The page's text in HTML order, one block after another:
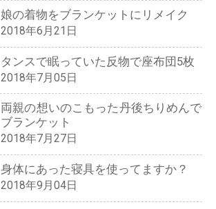
娘の着物をブランケットにリメイク
2018年6月21日
タンスで眠っていた反物で座布団5枚
2018年7月05日
両親の想いのこもった丹後ちりめんで
ブランケット
2018年7月27日
身体にあった寝具を使ってますか？
2018年9月04日